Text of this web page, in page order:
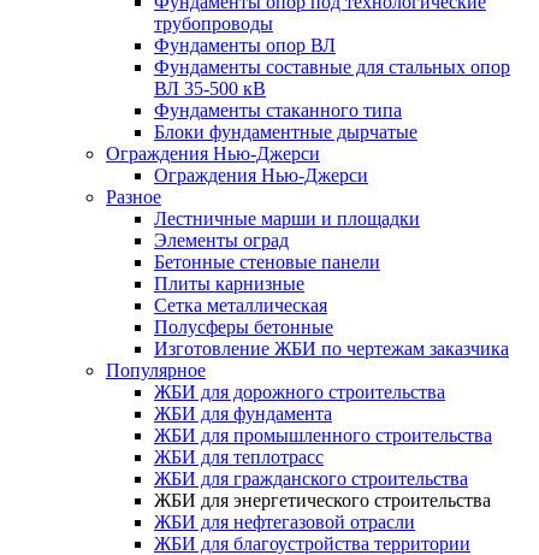
трубопроводы
Фундаменты опор ВЛ
Фундаменты составные для стальных опор
ВЛ 35-500 кВ
Фундаменты стаканного типа
Блоки фундаментные дырчатые
Ограждения Нью-Джерси
Ограждения Нью-Джерси
Разное
Лестничные марши и площадки
Элементы оград
Бетонные стеновые панели
Плиты карнизные
Сетка металлическая
Полусферы бетонные
Изготовление ЖБИ по чертежам заказчика
Популярное
ЖБИ для дорожного строительства
ЖБИ для фундамента
ЖБИ для промышленного строительства
ЖБИ для теплотрасс
ЖБИ для гражданского строительства
ЖБИ для энергетического строительства
ЖБИ для нефтегазовой отрасли
ЖБИ для благоустройства территории